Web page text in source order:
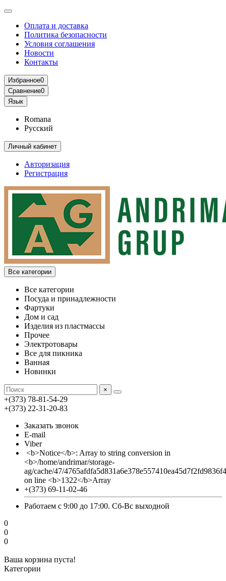
Оплата и доставка
Политика безопасности
Условия соглашения
Новости
Контакты
Избранное0
Сравнение0
Язык
Romana
Русский
Личный кабинет
Авторизация
Регистрация
Все категории
Все категории
Посуда и принадлежности
Фартуки
Дом и сад
Изделия из пластмассы
Прочее
Электротовары
Все для пикника
Ванная
Новинки
×
+(373) 78-81-54-29
+(373) 22-31-20-83
Заказать звонок
E-mail
Viber
<b>Notice</b>: Array to string conversion in
<b>/home/andrimar/storage-
ag/cache/47/
on line <b>1322</b>Array
+(373) 69-11-02-46
Работаем с 9:00 до 17:00. Сб-Вс выходной
0
0
0
Ваша корзина пуста!
Категории